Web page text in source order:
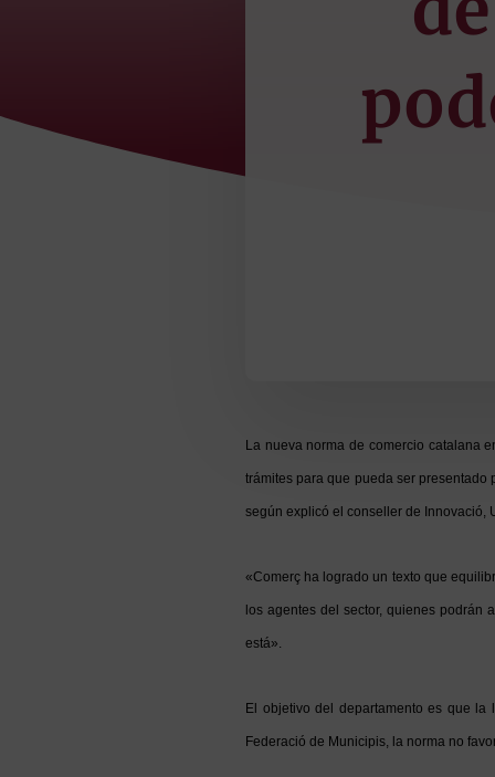
La nueva norma de comercio catalana
trámites para que pueda ser presentado
según explicó el conseller de Innovació,
«Comerç ha logrado un texto que
los agentes del sector, quienes podrán
está».
El objetivo del departamento es que
Federació de Municipis, la norma no